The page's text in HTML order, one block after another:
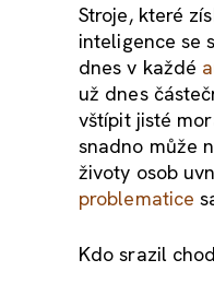
Stroje, které
inteligence se
dnes v každé
už dnes
vštípit jisté
snadno může
životy osob
problematice
Kdo srazil